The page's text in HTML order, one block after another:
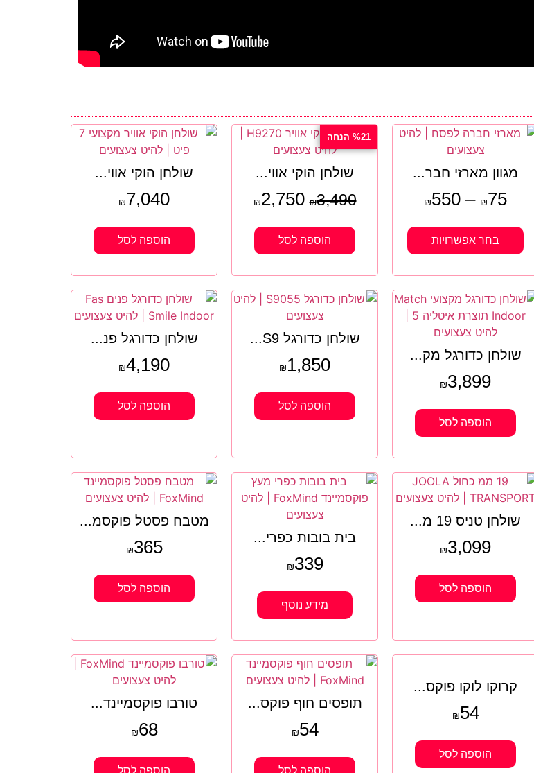
מגוון מארזי חבר...
₪75
–
₪550
בחר אפשרויות
%21 הנחה
שולחן הוקי אווי...
₪3,490
₪2,750
הוספה לסל
שולחן הוקי אווי...
₪7,040
הוספה לסל
שולחן כדורגל מק...
₪3,899
הוספה לסל
שולחן כדורגל S9...
₪ 1,850
הוספה לסל
שולחן כדורגל פנ...
₪4,190
הוספה לסל
שולחן טניס 19 מ...
₪3,099
הוספה לסל
בית בובות כפרי...
₪339
מידע נוסף
מטבח פסטל פוקסמ...
₪365
הוספה לסל
קרוקו לוקו פוקס...
₪54
הוספה לסל
תופסים חוף פוקס...
₪54
טורבו פוקסמיינד...
₪68